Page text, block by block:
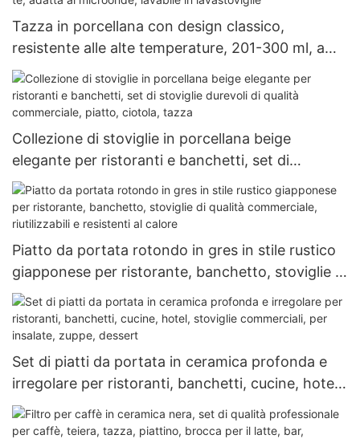
Tazza in porcellana con design classico,
resistente alle alte temperature, 201-300 ml, a
prova di perdite, per caffè, latte, tè, adatta al
microonde, lavabile in lavastoviglie
Collezione di stoviglie in porcellana beige
elegante per ristoranti e banchetti, set di
stoviglie durevoli di qualità commerciale, piatto,
ciotola, tazza
Piatto da portata rotondo in gres in stile rustico
giapponese per ristorante, banchetto, stoviglie di
qualità commerciale, riutilizzabili e resistenti al
calore
Set di piatti da portata in ceramica profonda e
irregolare per ristoranti, banchetti, cucine, hotel,
stoviglie commerciali, per insalate, zuppe,
dessert